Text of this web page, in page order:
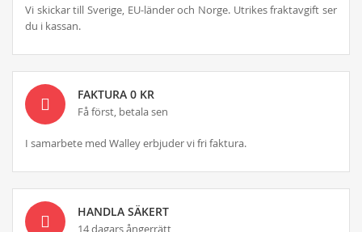
Vi skickar till Sverige, EU-länder och Norge. Utrikes fraktavgift ser
du i kassan.
FAKTURA 0 KR
Få först, betala sen
I samarbete med Walley erbjuder vi fri faktura.
HANDLA SÄKERT
14 dagars ångerrätt